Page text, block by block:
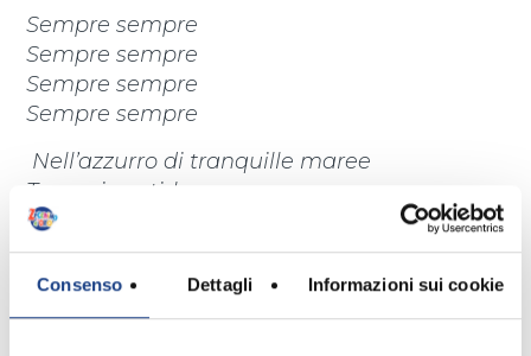
Consenso Dettagli Informazioni sui cookie
Sempre sempre
Sempre sempre
Sempre sempre
Sempre sempre
Nell’azzurro di tranquille maree
Tu puoi sentirla
Sempre sempre sempre
E per sempre se vuoi
Quella voce ancora ti racconterà